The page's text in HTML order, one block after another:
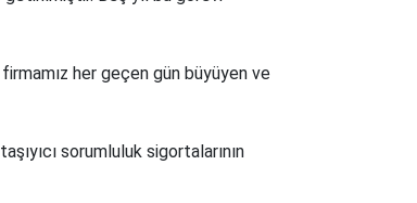
her geçen gün büyüyen ve
sorumluluk sigortalarının